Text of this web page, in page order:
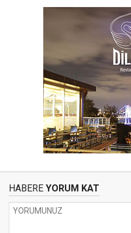
HABERE YORUM KAT